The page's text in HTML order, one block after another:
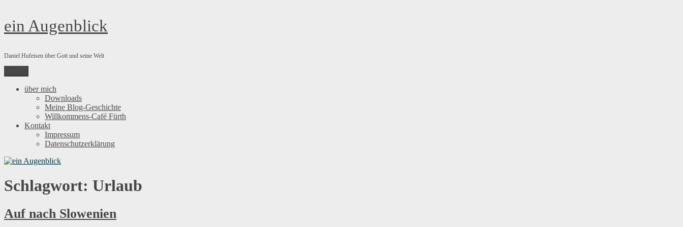
Zum
Inhalt
ein Augenblick
Daniel Hufeisen über Gott und seine Welt
über mich
Downloads
Meine Blog-Geschichte
Willkommens-Café Fürth
Kontakt
Impressum
Datenschutzerklärung
Schlagwort: Urlaub
Auf nach Slowenien